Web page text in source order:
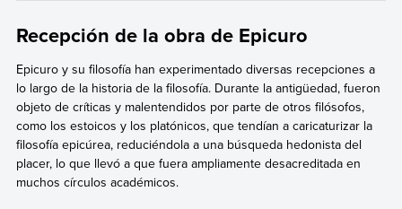
Recepción de la obra de Epicuro
Epicuro y su filosofía han experimentado diversas recepciones a
lo largo de la historia de la filosofía. Durante la antigüedad, fueron
objeto de críticas y malentendidos por parte de otros filósofos,
como los estoicos y los platónicos, que tendían a caricaturizar la
filosofía epicúrea, reduciéndola a una búsqueda hedonista del
placer, lo que llevó a que fuera ampliamente desacreditada en
muchos círculos académicos.